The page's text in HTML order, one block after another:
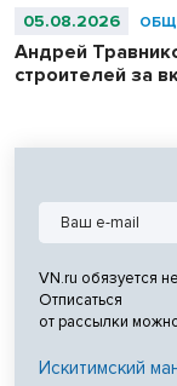
05.08.2026
Андрей
строителей за
VN.ru обязуется
Отписаться
от рассылки
Искитимский